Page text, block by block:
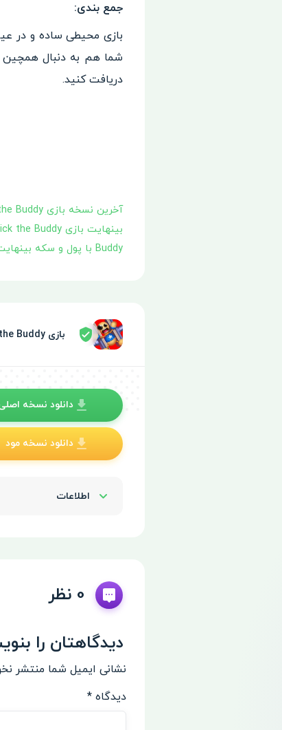
جمع بندی:
بازی محیطی ساده و در
شما هم به دنبال همچین
دریافت کنید.
آخرین نسخه بازی Kick the Buddy
بینهایت بازی Kick the Buddy
Buddy با پول و سکه بینهایت
بازی Kick the Buddy توسط سپر امنیتی تایید شده
دانلود نسخه
دانلود نسخه مود
اطلاعات
0 نظر
دیدگاهتان را
نشانی ایمیل شما منتشر
دیدگاه *